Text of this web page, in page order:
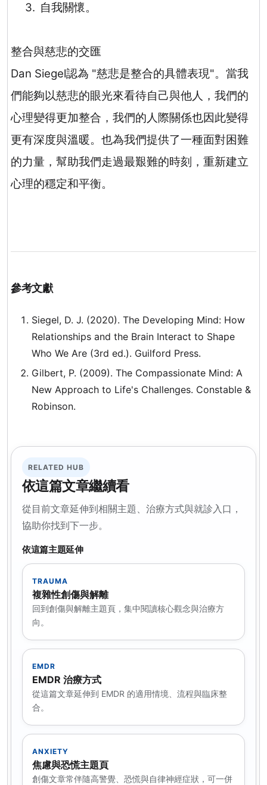
3. 自我關懷。
整合與慈悲的交匯
Dan Siegel認為 "慈悲是整合的具體表現"。當我
們能夠以慈悲的眼光來看待自己與他人，我們的
心理變得更加整合，我們的人際關係也因此變得
更有深度與溫暖。也為我們提供了一種面對困難
的力量，幫助我們走過最艱難的時刻，重新建立
心理的穩定和平衡。
參考文獻
Siegel, D. J. (2020). The Developing Mind: How
Relationships and the Brain Interact to Shape
Who We Are (3rd ed.). Guilford Press.
Gilbert, P. (2009). The Compassionate Mind: A
New Approach to Life's Challenges. Constable &
Robinson.
RELATED HUB
依這篇文章繼續看
從目前文章延伸到相關主題、治療方式與就診入口，
協助你找到下一步。
依這篇主題延伸
TRAUMA
複雜性創傷與解離
回到創傷與解離主題頁，集中閱讀核心觀念與治療方
向。
EMDR
EMDR 治療方式
從這篇文章延伸到 EMDR 的適用情境、流程與臨床整
合。
ANXIETY
焦慮與恐慌主題頁
創傷文章常伴隨高警覺、恐慌與自律神經症狀，可一併